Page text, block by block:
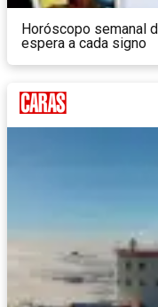
Horóscopo semanal
espera a cada signo